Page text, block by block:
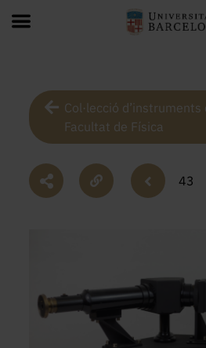
Col·lecció
Facultat de Física
43